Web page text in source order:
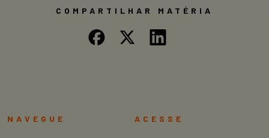
COMPARTILHAR MATÉRIA
NAVEGUE ACESSE